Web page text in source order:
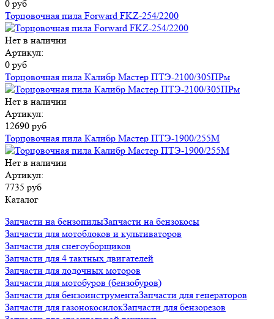
0 руб
Торцовочная пила Forward FKZ-254/2200
Нет в наличии
Артикул:
0 руб
Торцовочная пила Калибр Мастер ПТЭ-2100/305ПРм
Нет в наличии
Артикул:
12690 руб
Торцовочная пила Калибр Мастер ПТЭ-1900/255М
Нет в наличии
Артикул:
7735 руб
Каталог
Запчасти на бензопилыЗапчасти на бензокосы
Запчасти для мотоблоков и культиваторов
Запчасти для снегоуборщиков
Запчасти для 4 тактных двигателей
Запчасти для лодочных моторов
Запчасти для мотобуров (бензобуров)
Запчасти для бензоинструментаЗапчасти для генераторов
Запчасти для газонокосилокЗапчасти для бензорезов